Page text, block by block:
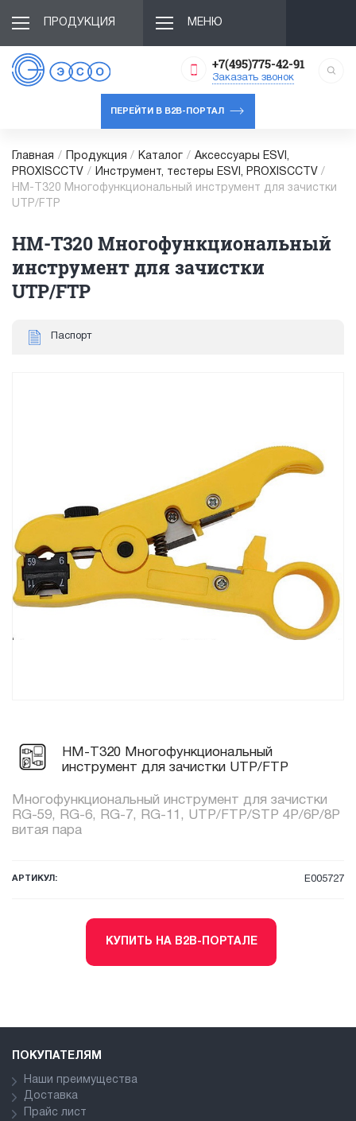
ПРОДУКЦИЯ МЕНЮ
+7(495)775-42-91
Заказать звонок
ПЕРЕЙТИ В B2B-ПОРТАЛ
Главная / Продукция / Каталог / Аксессуары ESVI,
PROXISCCTV / Инструмент, тестеры ESVI, PROXISCCTV /
HM-T320 Многофункциональный инструмент для зачистки
UTP/FTP
HM-T320 Многофункциональный
инструмент для зачистки
UTP/FTP
Паспорт
HM-T320 Многофункциональный
инструмент для зачистки UTP/FTP
Многофункциональный инструмент для зачистки
RG-59, RG-6, RG-7, RG-11, UTP/FTP/STP 4P/6P/8P
витая пара
АРТИКУЛ: E005727
КУПИТЬ НА B2B-ПОРТАЛЕ
ПОКУПАТЕЛЯМ
Наши преимущества
Доставка
Прайс лист